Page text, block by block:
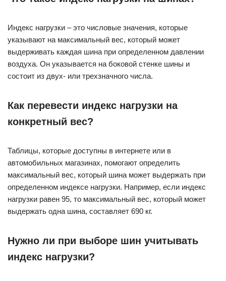
Индекс нагрузки – это числовые значения, которые
указывают на максимальный вес, который может
выдерживать каждая шина при определенном давлении
воздуха. Он указывается на боковой стенке шины и
состоит из двух- или трехзначного числа.
Как перевести индекс нагрузки на
конкретный вес?
Таблицы, которые доступны в интернете или в
автомобильных магазинах, помогают определить
максимальный вес, который шина может выдержать при
определенном индексе нагрузки. Например, если индекс
нагрузки равен 95, то максимальный вес, который может
выдержать одна шина, составляет 690 кг.
Нужно ли при выборе шин учитывать
индекс нагрузки?